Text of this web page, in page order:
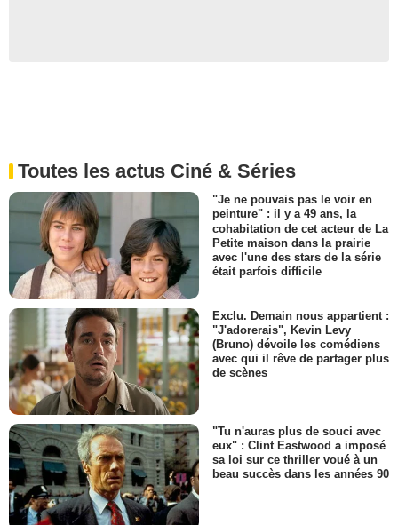
Toutes les actus Ciné & Séries
"Je ne pouvais pas le voir en
peinture" : il y a 49 ans, la
cohabitation de cet acteur de La
Petite maison dans la prairie
avec l'une des stars de la série
était parfois difficile
Exclu. Demain nous appartient :
"J'adorerais", Kevin Levy
(Bruno) dévoile les comédiens
avec qui il rêve de partager plus
de scènes
"Tu n'auras plus de souci avec
eux" : Clint Eastwood a imposé
sa loi sur ce thriller voué à un
beau succès dans les années 90